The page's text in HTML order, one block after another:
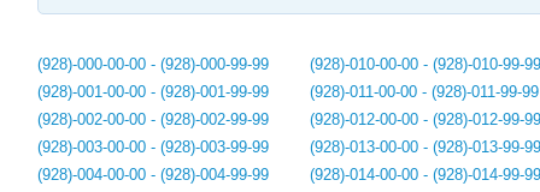
(928)-000-00-00 - (928)-000-99-99
(928)-001-00-00 - (928)-001-99-99
(928)-002-00-00 - (928)-002-99-99
(928)-003-00-00 - (928)-003-99-99
(928)-004-00-00 - (928)-004-99-99
(928)-010-00-00 - (928)-010-99-99
(928)-011-00-00 - (928)-011-99-99
(928)-012-00-00 - (928)-012-99-99
(928)-013-00-00 - (928)-013-99-99
(928)-014-00-00 - (928)-014-99-99